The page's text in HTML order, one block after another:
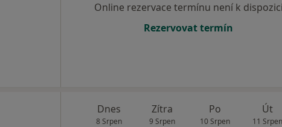
Online rezervace termínu není k dispozici
Rezervovat termín
Dnes
8 Srpen
Zítra
9 Srpen
Po
10 Srpen
Út
11 Srpen